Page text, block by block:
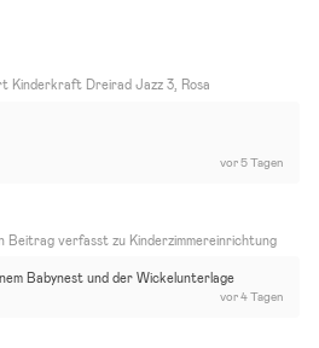
Kinderkraft Dreirad Jazz 3, Rosa
vor 5 Tagen
Beitrag verfasst zu Kinderzimmereinrichtung
Babynest und der Wickelunterlage
vor 4 Tagen